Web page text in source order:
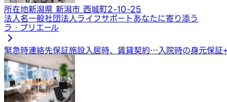
所在地新潟県 新潟市 西城町2-10-25
法人名一般社団法人ライフサポートあなたに寄り添う
ラ・プリエール
緊急時連絡先保証施設入居時、賃貸契約… 入院時の身元保証+